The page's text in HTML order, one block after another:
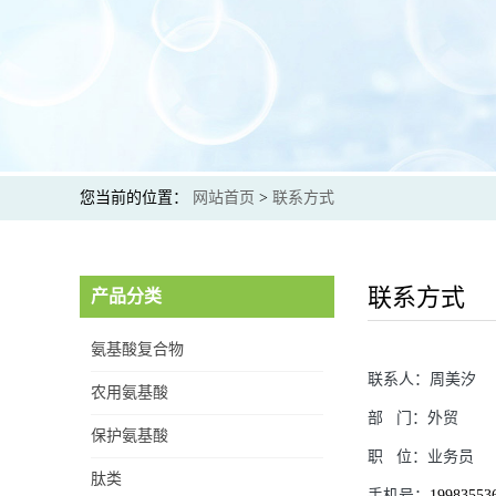
您当前的位置： 网站首页 > 联系方式
产品分类
氨基酸复合物
农用氨基酸
保护氨基酸
肽类
联系方式
联系人： 周美汐
部 门： 外贸
职 位： 业务员